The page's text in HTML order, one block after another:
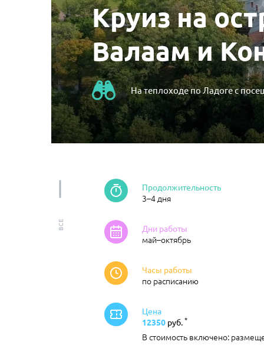
Круиз на
Валаам и
На теплоходе по Ладоге с
ВСЕ
Продолжительность
3–4 дня
Дни работы
май–октябрь
Часы работы
по расписанию
Цена
12350 руб.*
В стоимость включено: